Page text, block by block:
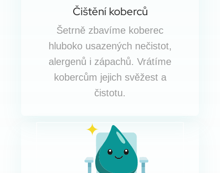
Čištění koberců
Šetrně zbavíme koberec
hluboko usazených nečistot,
alergenů i zápachů. Vrátíme
kobercům jejich svěžest a
čistotu.